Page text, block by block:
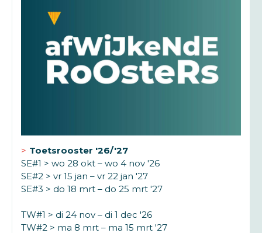
Toetsrooster '26/'27
SE#1 > wo 28 okt – wo 4 nov '26
SE#2 > vr 15 jan – vr 22 jan '27
SE#3 > do 18 mrt – do 25 mrt '27
TW#1 > di 24 nov – di 1 dec '26
TW#2 > ma 8 mrt – ma 15 mrt '27